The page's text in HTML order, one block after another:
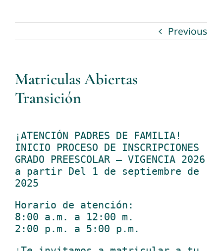
Previous
Matriculas Abiertas
Transición
¡ATENCIÓN PADRES DE FAMILIA!
INICIO PROCESO DE INSCRIPCIONES
GRADO PREESCOLAR – VIGENCIA 2026
a partir Del 1 de septiembre de
2025
Horario de atención:
8:00 a.m. a 12:00 m.
2:00 p.m. a 5:00 p.m.